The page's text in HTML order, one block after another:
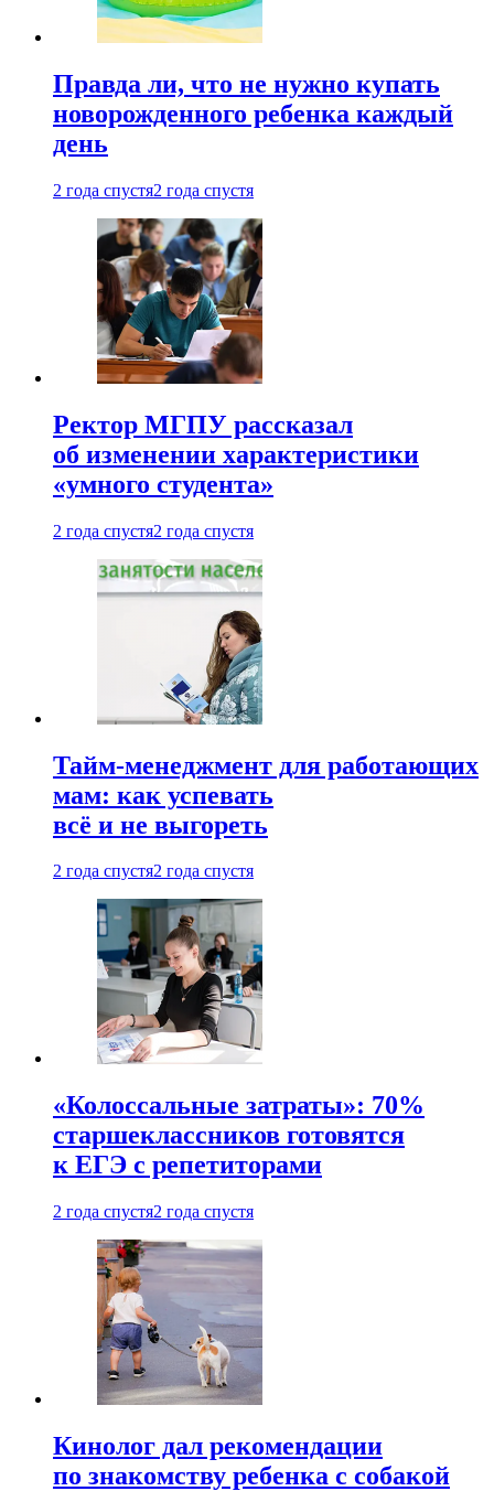
Правда ли, что не нужно купать
новорожденного ребенка каждый
день
2 года спустя2 года спустя
Ректор МГПУ рассказал
об изменении характеристики
«умного студента»
2 года спустя2 года спустя
Тайм-менеджмент для работающих
мам: как успевать
всё и не выгореть
2 года спустя2 года спустя
«Колоссальные затраты»: 70%
старшеклассников готовятся
к ЕГЭ с репетиторами
2 года спустя2 года спустя
Кинолог дал рекомендации
по знакомству ребенка с собакой